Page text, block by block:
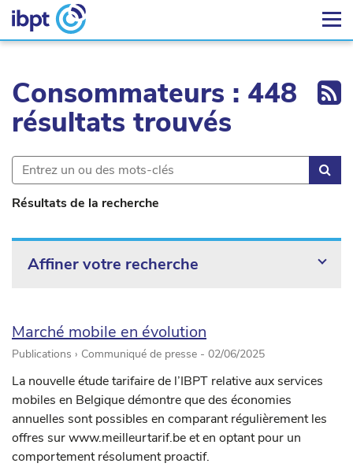
Consommateurs : 448
résultats trouvés
Résultats de la recherche
Affiner votre recherche
Marché mobile en évolution
Publications › Communiqué de presse - 02/06/2025
La nouvelle étude tarifaire de l’IBPT relative aux services
mobiles en Belgique démontre que des économies
annuelles sont possibles en comparant régulièrement les
offres sur www.meilleurtarif.be et en optant pour un
comportement résolument proactif.